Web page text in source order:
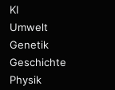
KI
Umwelt
Genetik
Geschichte
Physik